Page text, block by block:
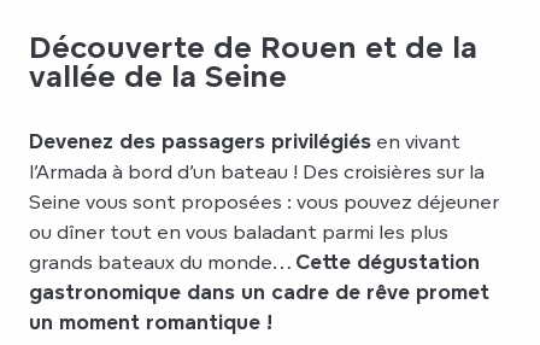
Découverte de Rouen et de la
vallée de la Seine
Devenez des passagers privilégiés en vivant
l’Armada à bord d’un bateau ! Des croisières sur la
Seine vous sont proposées : vous pouvez déjeuner
ou dîner tout en vous baladant parmi les plus
grands bateaux du monde… Cette dégustation
gastronomique dans un cadre de rêve promet
un moment romantique !